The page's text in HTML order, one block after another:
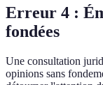
Erreur 4 :
fondées
Une consultation
opinions sans